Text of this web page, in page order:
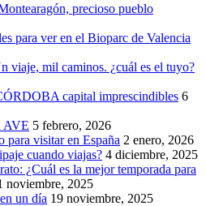
precioso pueblo
para ver en el Bioparc de Valencia
viaje, mil caminos. ¿cuál es el tuyo?
capital imprescindibles 6
AVE 5 febrero, 2026
para visitar en España 2 enero, 2026
cuando viajas? 4 diciembre, 2025
¿Cuál es la mejor temporada para
noviembre, 2025
un día 19 noviembre, 2025